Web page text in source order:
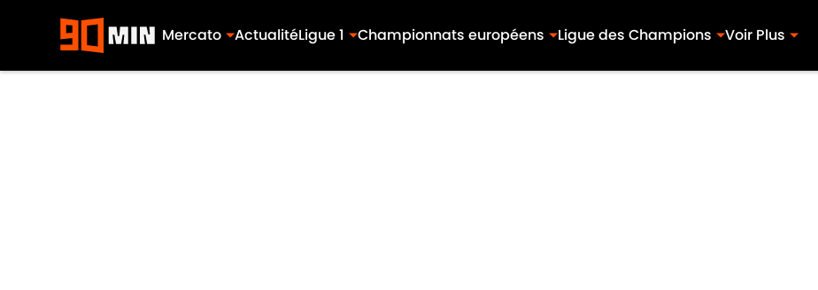
Mercato ActualitéLigue 1 Championnats européens Ligue des Champions Voir Plus